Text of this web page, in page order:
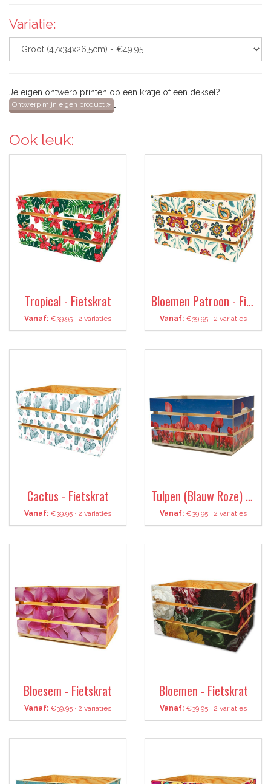
Variatie:
Je eigen ontwerp printen op een kratje of een deksel?
Ontwerp mijn eigen product .
Ook leuk:
Tropical - Fietskrat
Vanaf: €39.95 · 2 variaties
Bloemen Patroon - Fietskrat
Vanaf: €39.95 · 2 variaties
Cactus - Fietskrat
Vanaf: €39.95 · 2 variaties
Tulpen (Blauw Roze) - Fietskrat
Vanaf: €39.95 · 2 variaties
Bloesem - Fietskrat
Vanaf: €39.95 · 2 variaties
Bloemen - Fietskrat
Vanaf: €39.95 · 2 variaties